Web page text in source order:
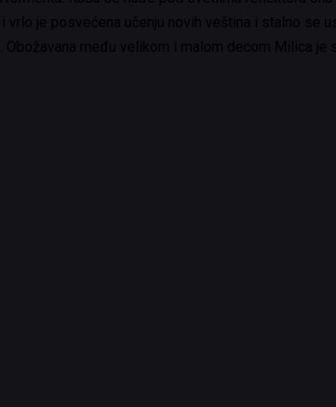
je posvećena učenju novih veština i stalno se
među velikom i malom decom Milica je